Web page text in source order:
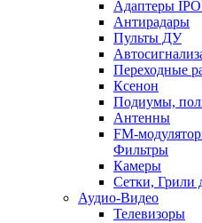
Адаптеры
Антирадары
Пульты ДУ
Переходные
Ксенон
Подиумы,
Антенны
FM-
Фильтры
Камеры
Сетки, Грили
Аудио-Видео
Телевизоpы